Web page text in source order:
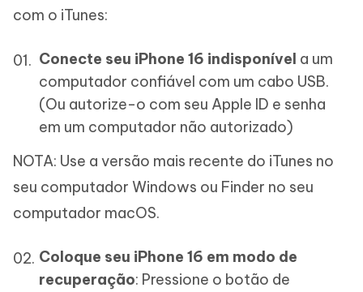
com o iTunes:
Conecte seu iPhone 16 indisponível a um
computador confiável com um cabo USB.
(Ou autorize-o com seu Apple ID e senha
em um computador não autorizado)
NOTA: Use a versão mais recente do iTunes no
seu computador Windows ou Finder no seu
computador macOS.
Coloque seu iPhone 16 em modo de
recuperação: Pressione o botão de